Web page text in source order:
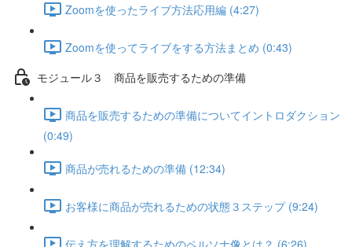
Zoomを使ったライブ方法応用編 (4:27)
Zoomを使ってライブをする方法まとめ (0:43)
モジュール３ 商品を販売するための準備
商品を販売するための準備についてイントロダクション
(0:49)
商品が売れるための準備 (12:34)
お客様に商品が売れるための状態３ステップ (9:24)
伝え方を理解するためのペルソナ像とは？ (6:26)